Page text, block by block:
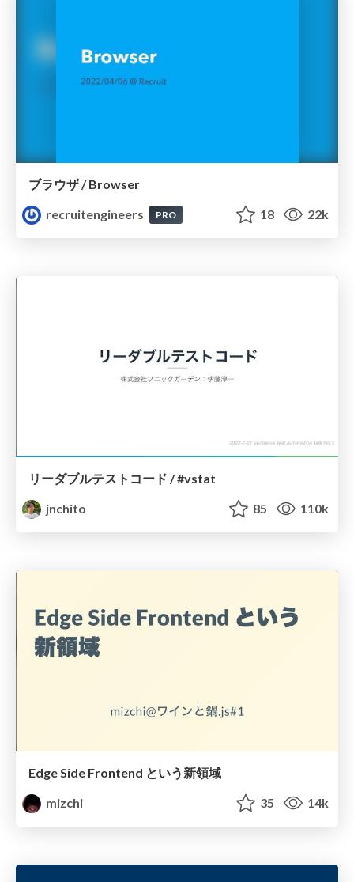
ブラウザ / Browser
recruitengineers
PRO 18 22k
リーダブルテストコード / #vstat
jnchito
85 110k
Edge Side Frontend という新領域
mizchi
35 14k